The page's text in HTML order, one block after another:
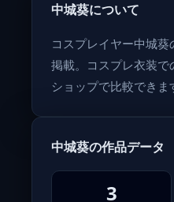
中城葵について
コスプレイヤー中城
掲載。コスプレ衣装
ショップで比較できま
中城葵の作品データ
3